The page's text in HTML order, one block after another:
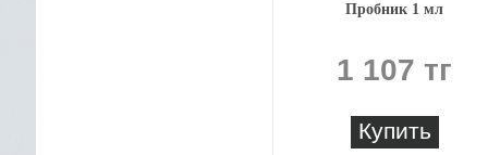
Пробник 1 мл
1 107 тг
Купить